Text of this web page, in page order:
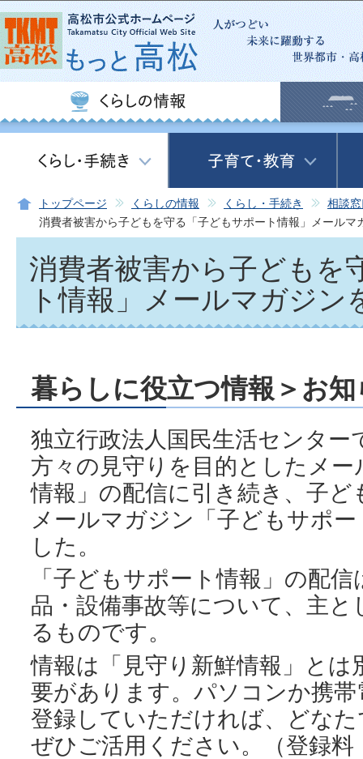
この
トップページ くらしの情報 くらし・手続き
相談
消費者被害から子どもを守る「子どもサポート情報」メールマ
消費者被害から子どもを
ト情報」メールマガジン
暮らしに役立つ情報＞お
独立行政法人国民生活センタ
方々の見守りを目的としたメ
情報」の配信に引き続き、子
メールマガジン「子どもサポ
した。
「子どもサポート情報」の配
品・設備事故等について、主
るものです。
情報は「見守り新鮮情報」と
要があります。パソコンか携
登録していただければ、どな
ぜひご活用ください。（登録料